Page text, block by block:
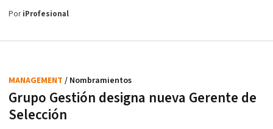
PoriProfesional
Grupo Gestión designa nueva Gerente de
Selección
MANAGEMENT / Nombramientos